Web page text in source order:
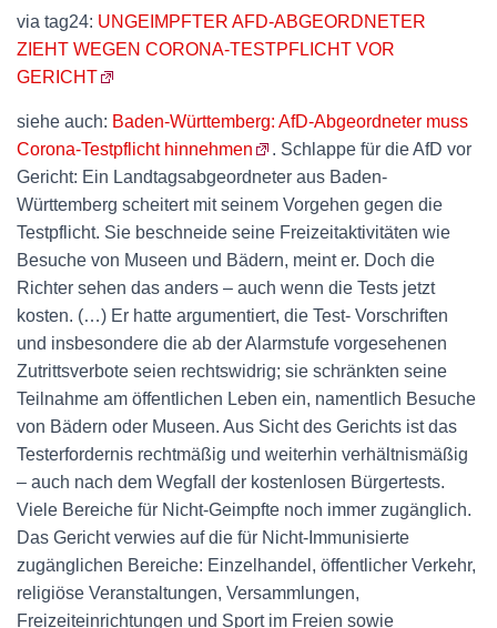
via tag24: UNGEIMPFTER AFD-ABGEORDNETER
ZIEHT WEGEN CORONA-TESTPFLICHT VOR
GERICHT
siehe auch: Baden-Württemberg: AfD-Abgeordneter muss
Corona-Testpflicht hinnehmen
. Schlappe für die AfD vor
Gericht: Ein Landtagsabgeordneter aus Baden-
Württemberg scheitert mit seinem Vorgehen gegen die
Testpflicht. Sie beschneide seine Freizeitaktivitäten wie
Besuche von Museen und Bädern, meint er. Doch die
Richter sehen das anders – auch wenn die Tests jetzt
kosten. (…) Er hatte argumentiert, die Test- Vorschriften
und insbesondere die ab der Alarmstufe vorgesehenen
Zutrittsverbote seien rechtswidrig; sie schränkten seine
Teilnahme am öffentlichen Leben ein, namentlich Besuche
von Bädern oder Museen. Aus Sicht des Gerichts ist das
Testerfordernis rechtmäßig und weiterhin verhältnismäßig
– auch nach dem Wegfall der kostenlosen Bürgertests.
Viele Bereiche für Nicht-Geimpfte noch immer zugänglich.
Das Gericht verwies auf die für Nicht-Immunisierte
zugänglichen Bereiche: Einzelhandel, öffentlicher Verkehr,
religiöse Veranstaltungen, Versammlungen,
Freizeiteinrichtungen und Sport im Freien sowie